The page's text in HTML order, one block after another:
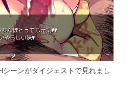
ーンがダイジェストで見れまし